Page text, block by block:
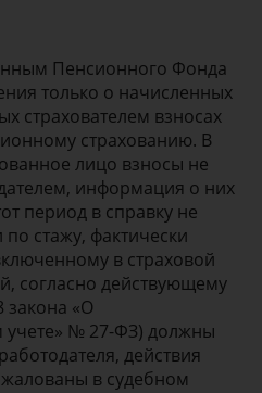
Пенсионного Фонда
только о начисленных
страхователем взносах
страхованию. В
лицо взносы не
информация о них
период в справку не
стажу, фактически
в страховой
согласно действующему
закона «О
№ 27-ФЗ) должны
действия
в судебном